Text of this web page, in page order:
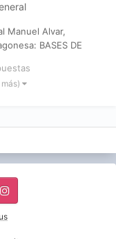
Manuel Alvar,
BASES DE
Tejero” Calle
serán ronda...